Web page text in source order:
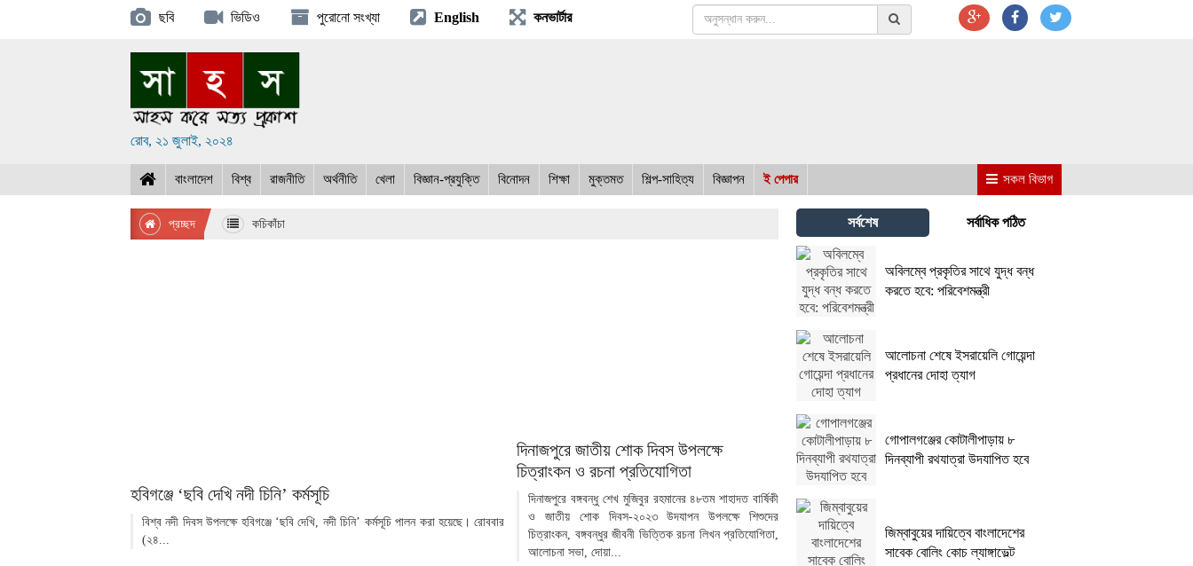
ছবি ভিডিও পুরোনো সংখ্যা English কনভার্টার
রোব, ২১ জুলাই, ২০২৪
বাংলাদেশ বিশ্ব রাজনীতি অর্থনীতি খেলা বিজ্ঞান-প্রযুক্তি বিনোদন শিক্ষা মুক্তমত শিল্প-সাহিত্য বিজ্ঞাপন ই পেপার সকল বিভাগ
প্রচ্ছদ কচিকাঁচা
হবিগঞ্জে ‘ছবি দেখি নদী চিনি’ কর্মসূচি
বিশ্ব নদী দিবস উপলক্ষে হবিগঞ্জে ‘ছবি দেখি, নদী চিনি’ কর্মসূচি পালন করা হয়েছে। রোববার
(২৪...
দিনাজপুরে জাতীয় শোক দিবস উপলক্ষে
চিত্রাংকন ও রচনা প্রতিযোগিতা
দিনাজপুরে বঙ্গবন্ধু শেখ মুজিবুর রহমানের ৪৮তম শাহাদত বার্ষিকী
ও জাতীয় শোক দিবস-২০২৩ উদযাপন উপলক্ষে শিশুদের
চিত্রাংকন, বঙ্গবন্ধুর জীবনী ভিত্তিক রচনা লিখন প্রতিযোগিতা,
আলোচনা সভা, দোয়া...
সর্বশেষ সর্বাধিক পঠিত
অবিলম্বে প্রকৃতির সাথে যুদ্ধ বন্ধ
করতে হবে: পরিবেশমন্ত্রী
আলোচনা শেষে ইসরায়েলি গোয়েন্দা
প্রধানের দোহা ত্যাগ
গোপালগঞ্জের কোটালীপাড়ায় ৮
দিনব্যাপী রথযাত্রা উদযাপিত হবে
জিম্বাবুয়ের দায়িত্বে বাংলাদেশের
সাবেক বোলিং কোচ ল্যাঙ্গাভেল্ট